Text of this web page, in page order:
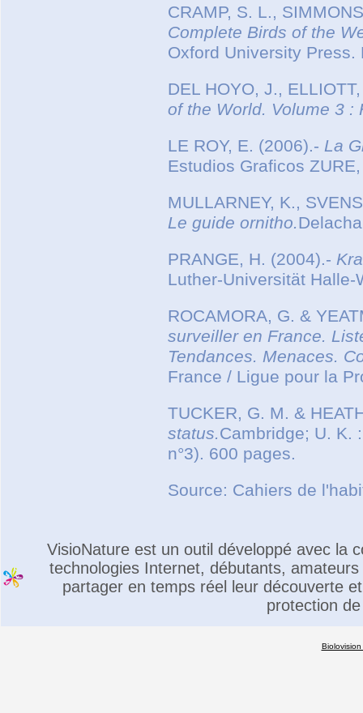
CRAMP, S. L.,
Complete Birds of the
Oxford University Press.
DEL HOYO, J.,
of the World. Volume 3 :
LE ROY, E. (2006).- La
Estudios Graficos
MULLARNEY, K.,
Le guide ornitho.
PRANGE, H. (2004).-
Luther-Universität
ROCAMORA, G. &
surveiller en France.
Tendances. Menaces.
France / Ligue pour la
TUCKER, G. M. &
status.Cambridge; U. K.
n°3). 600 pages.
Source: Cahiers de
VisioNature est un outil développé avec la
technologies Internet, débutants,
partager en temps réel leur découverte
protection
Biolovision